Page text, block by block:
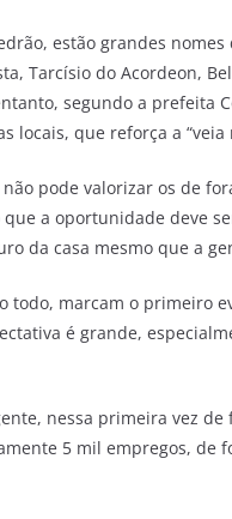
estão grandes
Tarcísio do Acordeon,
segundo a prefeita
locais, que reforça a “veia
pode valorizar os de
a oportunidade deve
da casa mesmo que a
todo, marcam o primeiro
é grande,
nessa primeira vez
5 mil empregos, de